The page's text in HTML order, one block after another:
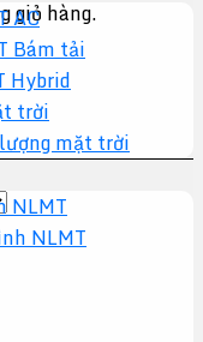
giỏ hàng.
AC
Bám tải
Hybrid
trời
mặt trời
NLMT
NLMT